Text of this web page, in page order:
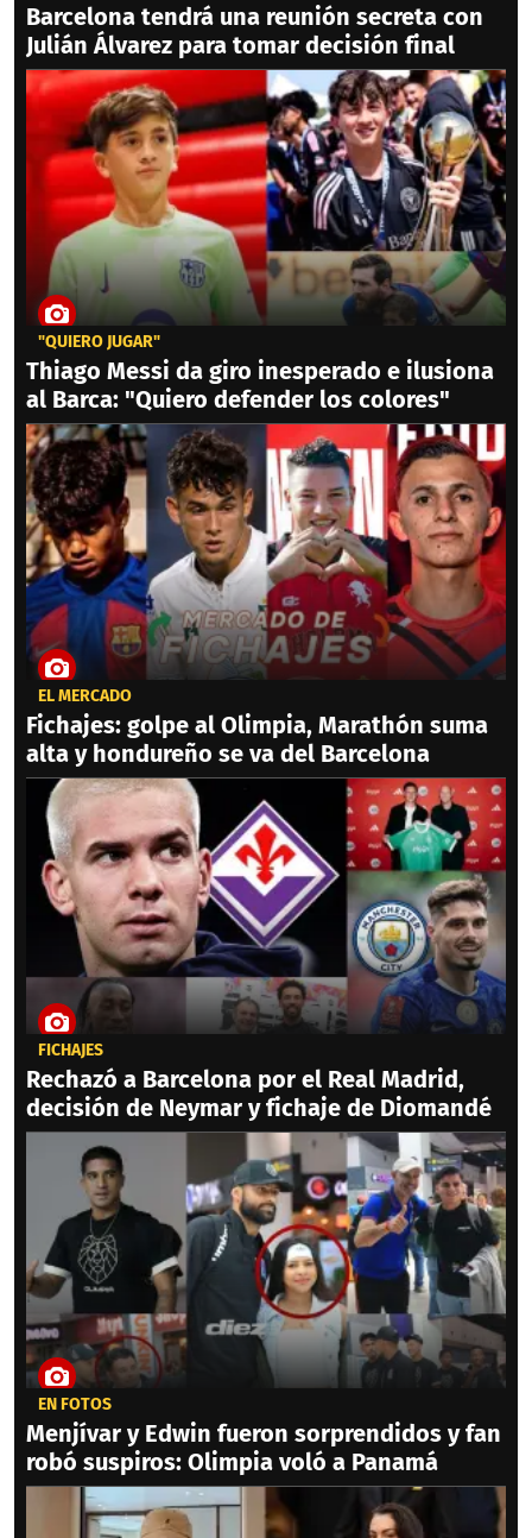
Barcelona tendrá una reunión secreta con
Julián Álvarez para tomar decisión final
"QUIERO JUGAR"
Thiago Messi da giro inesperado e ilusiona
al Barca: "Quiero defender los colores"
EL MERCADO
Fichajes: golpe al Olimpia, Marathón suma
alta y hondureño se va del Barcelona
FICHAJES
Rechazó a Barcelona por el Real Madrid,
decisión de Neymar y fichaje de Diomandé
EN FOTOS
Menjívar y Edwin fueron sorprendidos y fan
robó suspiros: Olimpia voló a Panamá